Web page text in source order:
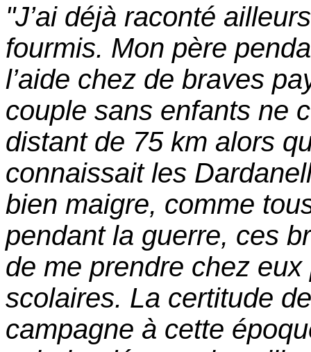
"J’ai déjà raconté
fourmis. Mon père
l’aide chez de braves
couple sans enfants ne
distant de 75 km alors
connaissait les
bien maigre, comme
pendant la guerre, ces
de me prendre chez
scolaires. La certitude
campagne à cette